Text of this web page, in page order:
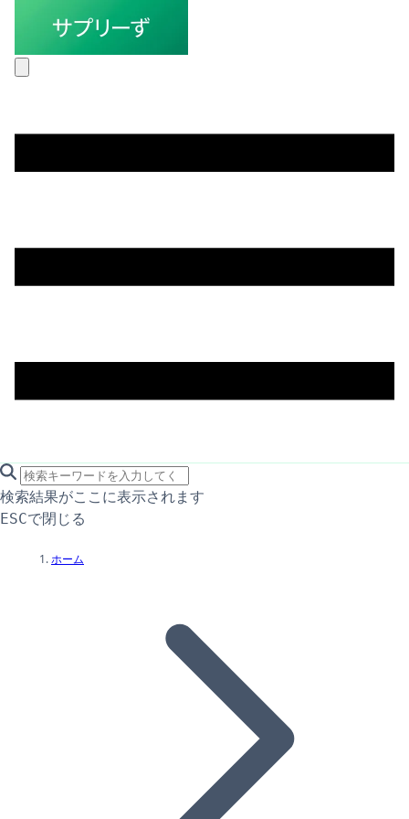
search icon
サイト内検索
検索結果がここに表示されます
ESCで閉じる
ホーム